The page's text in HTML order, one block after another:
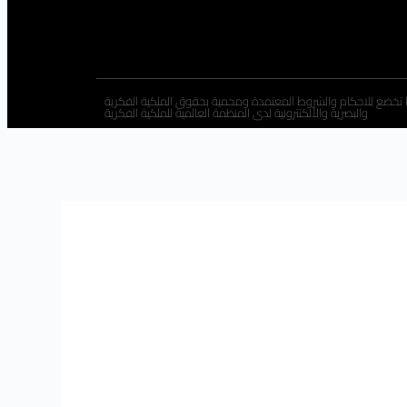
تخضع للاحكام والشروط المعتمدة ومحمية بحقوق الملكية الفكرية
والبصرية والألكتترونية لدى المنظمة العالمية للملكية الفكرية